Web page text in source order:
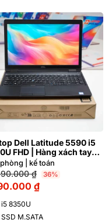
Dell Latitude 5590 i5
FHD | Hàng xách tay
| kế toán
₫ 36%
₫
i5 8350U
SSD M.SATA